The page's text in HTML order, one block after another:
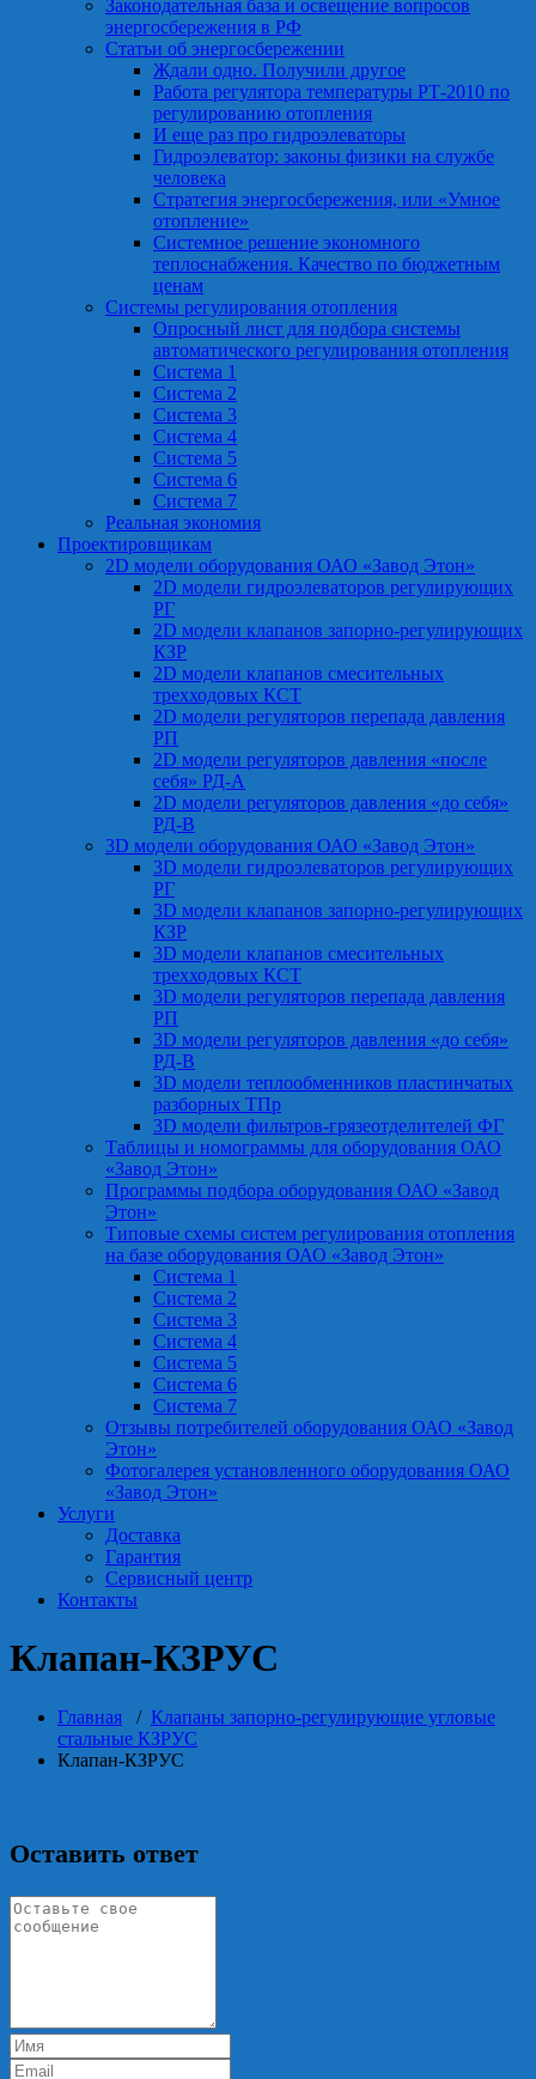
Законодательная база и освещение вопросов
энергосбережения в РФ
Статьи об энергосбережении
Ждали одно. Получили другое
Работа регулятора температуры РТ-2010 по
регулированию отопления
И еще раз про гидроэлеваторы
Гидроэлеватор: законы физики на службе
человека
Стратегия энергосбережения, или «Умное
отопление»
Системное решение экономного
теплоснабжения. Качество по бюджетным
ценам
Системы регулирования отопления
Опросный лист для подбора системы
автоматического регулирования отопления
Система 1
Система 2
Система 3
Система 4
Система 5
Система 6
Система 7
Реальная экономия
Проектировщикам
2D модели оборудования ОАО «Завод Этон»
2D модели гидроэлеваторов регулирующих
РГ
2D модели клапанов запорно-регулирующих
КЗР
2D модели клапанов смесительных
трехходовых КСТ
2D модели регуляторов перепада давления
РП
2D модели регуляторов давления «после
себя» РД-А
2D модели регуляторов давления «до себя»
РД-В
3D модели оборудования ОАО «Завод Этон»
3D модели гидроэлеваторов регулирующих
РГ
3D модели клапанов запорно-регулирующих
КЗР
3D модели клапанов смесительных
трехходовых КСТ
3D модели регуляторов перепада давления
РП
3D модели регуляторов давления «до себя»
РД-В
3D модели теплообменников пластинчатых
разборных ТПр
3D модели фильтров-грязеотделителей ФГ
Таблицы и номограммы для оборудования ОАО
«Завод Этон»
Программы подбора оборудования ОАО «Завод
Этон»
Типовые схемы систем регулирования отопления
на базе оборудования ОАО «Завод Этон»
Система 1
Система 2
Система 3
Система 4
Система 5
Система 6
Система 7
Отзывы потребителей оборудования ОАО «Завод
Этон»
Фотогалерея установленного оборудования ОАО
«Завод Этон»
Услуги
Доставка
Гарантия
Сервисный центр
Контакты
Клапан-КЗРУС
Главная / Клапаны запорно-регулирующие угловые
стальные КЗРУС
Клапан-КЗРУС
Оставить ответ